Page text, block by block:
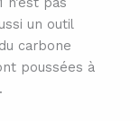
un outil
carbone
poussées à